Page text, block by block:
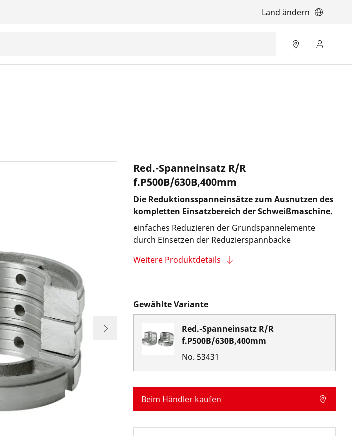
Land ändern
Red.-Spanneinsatz R/R
f.P500B/630B,400mm
Die Reduktionsspanneinsätze zum Ausnutzen des
kompletten Einsatzbereich der Schweißmaschine.
einfaches Reduzieren der Grundspannelemente
durch Einsetzen der Reduzierspannbacke
Weitere Produktdetails
Gewählte Variante
Red.-Spanneinsatz R/R
f.P500B/630B,400mm
No. 53431
Beim Händler kaufen